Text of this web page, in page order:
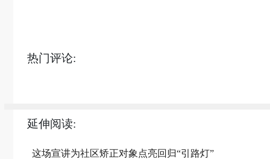
热门评论:
延伸阅读:
这场宣讲为社区矫正对象点亮回归“引路灯”